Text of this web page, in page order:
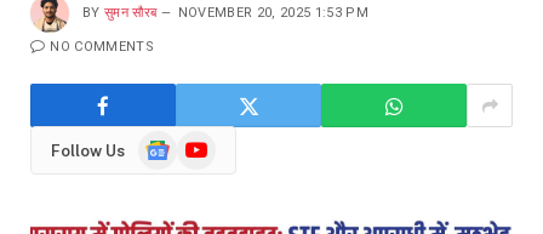
BY सुमन सौरब NOVEMBER 20, 2025 1:53 PM
NO COMMENTS
Follow Us
GoogleYouTube